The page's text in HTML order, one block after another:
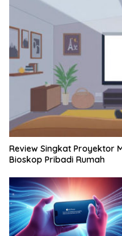
Review Singkat Proyektor
Bioskop Pribadi Rumah